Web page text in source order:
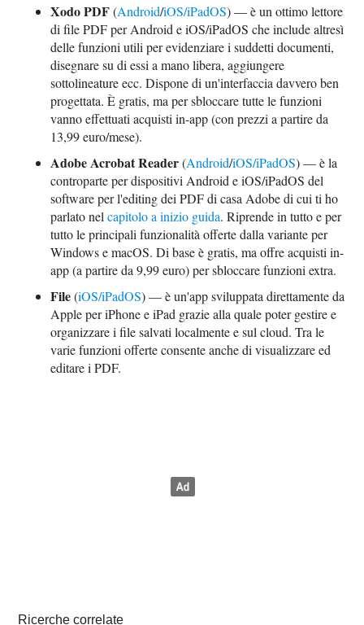
Xodo PDF(Android/iOS/iPadOS) — è un ottimo lettore
di file PDF per Android e iOS/iPadOS che include altresì
delle funzioni utili per evidenziare i suddetti documenti,
disegnare su di essi a mano libera, aggiungere
sottolineature ecc. Dispone di un'interfaccia davvero ben
progettata. È gratis, ma per sbloccare tutte le funzioni
vanno effettuati acquisti in-app (con prezzi a partire da
13,99 euro/mese).
Adobe Acrobat Reader(Android/iOS/iPadOS) — è la
controparte per dispositivi Android e iOS/iPadOS del
software per l'editing dei PDF di casa Adobe di cui ti ho
parlato nelcapitolo a inizio guida. Riprende in tutto e per
tutto le principali funzionalità offerte dalla variante per
Windows e macOS. Di base è gratis, ma offre acquisti in-
app (a partire da 9,99 euro) per sbloccare funzioni extra.
File(iOS/iPadOS) — è un'app sviluppata direttamente da
Apple per iPhone e iPad grazie alla quale poter gestire e
organizzare i file salvati localmente e sul cloud. Tra le
varie funzioni offerte consente anche di visualizzare ed
editare i PDF.